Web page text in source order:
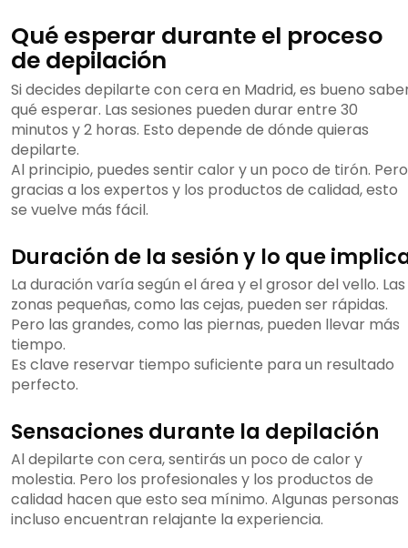
Qué esperar durante el proceso
de depilación
Si decides depilarte con cera en Madrid, es bueno
qué esperar. Las sesiones pueden durar entre 30
minutos y 2 horas. Esto depende de dónde quieras
depilarte.
Al principio, puedes sentir calor y un poco de tirón. Pero
gracias a los expertos y los productos de calidad, esto
se vuelve más fácil.
Duración de la sesión y lo que
La duración varía según el área y el grosor del vello. Las
zonas pequeñas, como las cejas, pueden ser rápidas.
Pero las grandes, como las piernas, pueden llevar más
tiempo.
Es clave reservar tiempo suficiente para un resultado
perfecto.
Sensaciones durante la depilación
Al depilarte con cera, sentirás un poco de calor y
molestia. Pero los profesionales y los productos de
calidad hacen que esto sea mínimo. Algunas personas
incluso encuentran relajante la experiencia.